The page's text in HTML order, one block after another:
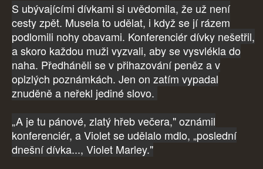
S ubývajícími dívkami si uvědomila, že už není
cesty zpět. Musela to udělat, i když se jí rázem
podlomili nohy obavami. Konferenciér dívky nešetřil,
a skoro každou muži vyzvali, aby se vysvlékla do
naha. Předháněli se v přihazování peněz a v
oplzlých poznámkách. Jen on zatím vypadal
znuděně a neřekl jediné slovo.
„A je tu pánové, zlatý hřeb večera," oznámil
konferenciér, a Violet se udělalo mdlo, „poslední
dnešní dívka..., Violet Marley."